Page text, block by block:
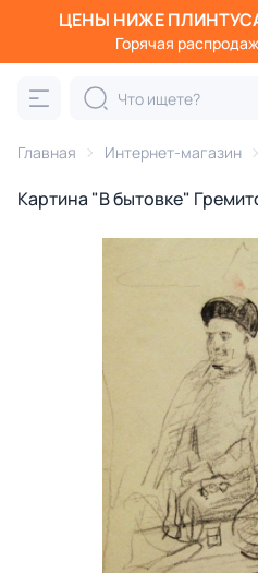
ЦЕНЫ НИЖЕ
Горячая
Главная Интернет-магазин
Картина "В бытовке"